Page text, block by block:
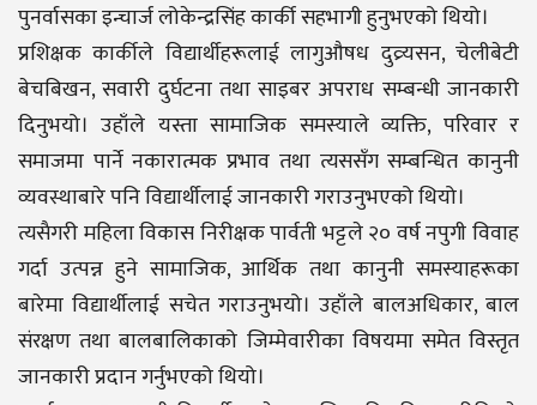
पुनर्वासका इन्चार्ज लोकेन्द्रसिंह कार्की सहभागी हुनुभएको थियो।
प्रशिक्षक कार्कीले विद्यार्थीहरूलाई लागुऔषध दुव्र्यसन, चेलीबेटी
बेचबिखन, सवारी दुर्घटना तथा साइबर अपराध सम्बन्धी जानकारी
दिनुभयो। उहाँले यस्ता सामाजिक समस्याले व्यक्ति, परिवार र
समाजमा पार्ने नकारात्मक प्रभाव तथा त्यससँग सम्बन्धित कानुनी
व्यवस्थाबारे पनि विद्यार्थीलाई जानकारी गराउनुभएको थियो।
त्यसैगरी महिला विकास निरीक्षक पार्वती भट्टले २० वर्ष नपुगी विवाह
गर्दा उत्पन्न हुने सामाजिक, आर्थिक तथा कानुनी समस्याहरूका
बारेमा विद्यार्थीलाई सचेत गराउनुभयो। उहाँले बालअधिकार, बाल
संरक्षण तथा बालबालिकाको जिम्मेवारीका विषयमा समेत विस्तृत
जानकारी प्रदान गर्नुभएको थियो।